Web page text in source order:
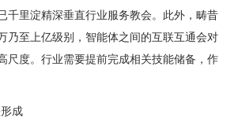
千里淀精深垂直行业服务教会。此外，畴昔
乃至上亿级别，智能体之间的互联互通会对
尺度。行业需要提前完成相关技能储备，作
成